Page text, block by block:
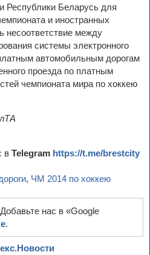
Республики Беларусь для
и иностранных
несоответствие между
системы электронного
автомобильным дорогам
проезда по платным
чемпионата мира по хоккею
в Telegram https://t.me/brestcity
, ЧМ 2014 по хоккею
Добавьте нас в «Google
.